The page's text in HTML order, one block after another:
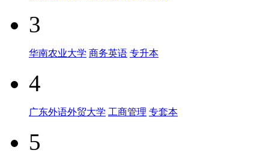
3
华南农业大学 商务英语 专升本
4
广东外语外贸大学 工商管理 专套本
5